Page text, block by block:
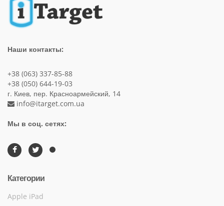
Наши контакты:
+38 (063) 337-85-88
+38 (050) 644-19-03
г. Киев, пер. Красноармейский, 14
info@itarget.com.ua
Мы в соц. сетях:
Категории
Apple iPad